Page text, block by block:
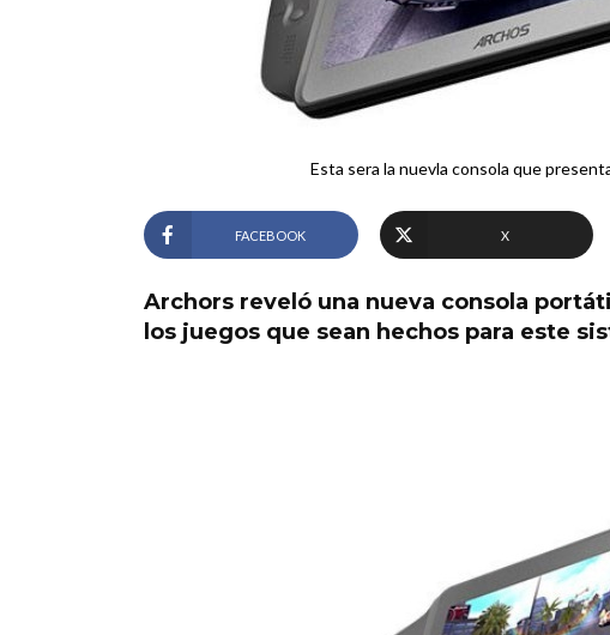
Esta sera la nuevla consola que
FACEBOOK X
Archors reveló una nueva consola
los juegos que sean hechos para este